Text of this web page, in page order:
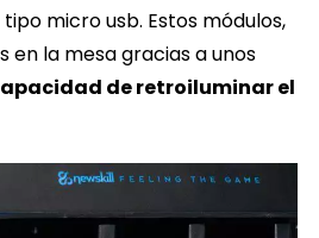
micro usb. Estos módulos,
en la mesa gracias a unos
de retroiluminar el